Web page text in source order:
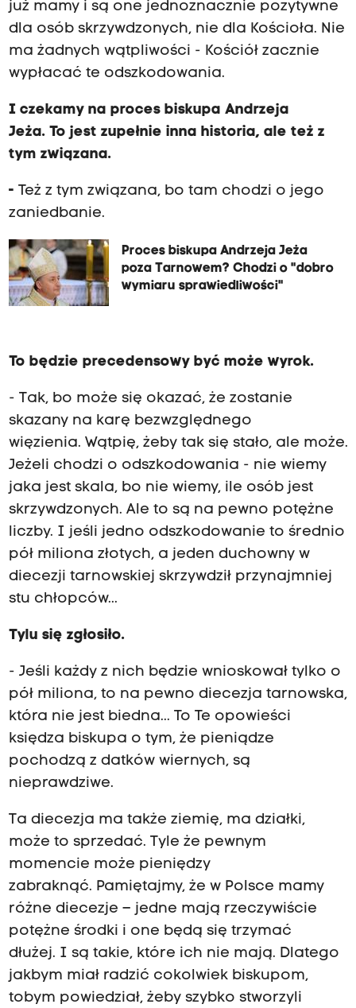
już mamy i są one jednoznacznie pozytywne
dla osób skrzywdzonych, nie dla Kościoła. Nie
ma żadnych wątpliwości - Kościół zacznie
wypłacać te odszkodowania.
I czekamy na proces biskupa Andrzeja
Jeża. To jest zupełnie inna historia, ale też z
tym związana.
- Też z tym związana, bo tam chodzi o jego
zaniedbanie.
Proces biskupa Andrzeja Jeża
poza Tarnowem? Chodzi o "dobro
wymiaru sprawiedliwości"
To będzie precedensowy być może wyrok.
- Tak, bo może się okazać, że zostanie
skazany na karę bezwzględnego
więzienia. Wątpię, żeby tak się stało, ale może.
Jeżeli chodzi o odszkodowania - nie wiemy
jaka jest skala, bo nie wiemy, ile osób jest
skrzywdzonych. Ale to są na pewno potężne
liczby. I jeśli jedno odszkodowanie to średnio
pół miliona złotych, a jeden duchowny w
diecezji tarnowskiej skrzywdził przynajmniej
stu chłopców...
Tylu się zgłosiło.
- Jeśli każdy z nich będzie wnioskował tylko o
pół miliona, to na pewno diecezja tarnowska,
która nie jest biedna... To Te opowieści
księdza biskupa o tym, że pieniądze
pochodzą z datków wiernych, są
nieprawdziwe.
Ta diecezja ma także ziemię, ma działki,
może to sprzedać. Tyle że pewnym
momencie może pieniędzy
zabraknąć. Pamiętajmy, że w Polsce mamy
różne diecezje – jedne mają rzeczywiście
potężne środki i one będą się trzymać
dłużej. I są takie, które ich nie mają. Dlatego
jakbym miał radzić cokolwiek biskupom,
tobym powiedział, żeby szybko stworzyli